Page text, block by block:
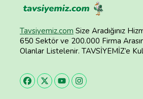
Tavsiyemiz.com Size Aradığınız
650 Sektör ve 200.000 Firma
Olanlar Listelenir. TAVSİYEMİZ’e